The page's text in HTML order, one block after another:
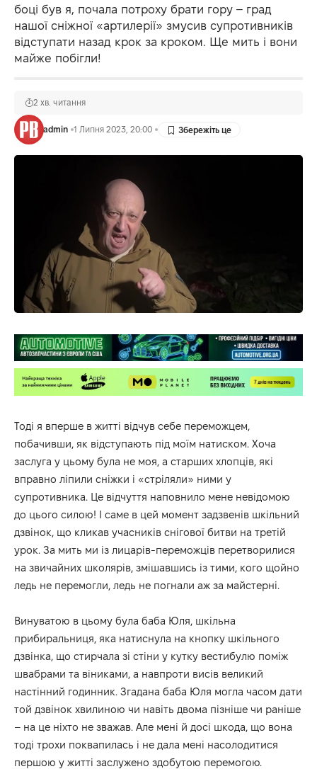
боці був я, почала потроху брати гору – град
нашої сніжної «артилерії» змусив супротивників
відступати назад крок за кроком. Ще мить і вони
майже побігли!
admin 1 Липня 2023, 20:00
2 хв. читання
Тоді я вперше в житті відчув себе переможцем,
побачивши, як відступають під моїм натиском. Хоча
заслуга у цьому була не моя, а старших хлопців, які
вправно ліпили сніжки і «стріляли» ними у
супротивника. Це відчуття наповнило мене невідомою
до цього силою! І саме в цей момент задзвенів шкільний
дзвінок, що кликав учасників снігової битви на третій
урок. За мить ми із лицарів-переможців перетворилися
на звичайних школярів, змішавшись із тими, кого щойно
ледь не перемогли, ледь не погнали аж за майстерні.
Винуватою в цьому була баба Юля, шкільна
прибиральниця, яка натиснула на кнопку шкільного
дзвінка, що стирчала зі стіни у кутку вестибулю поміж
швабрами та віниками, а навпроти висів великий
настінний годинник. Згадана баба Юля могла часом дати
той дзвінок хвилиною чи навіть двома пізніше чи раніше
– на це ніхто не зважав. Але мені й досі шкода, що вона
тоді трохи поквапилась і не дала мені насолодитися
першою у житті заслужено здобутою перемогою.